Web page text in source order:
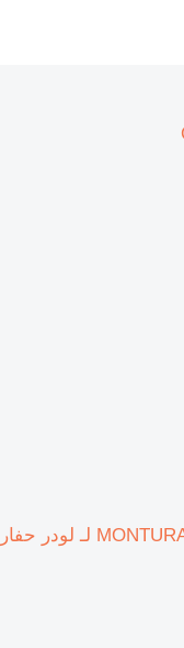
قوس المحرك MONTURA DEL SWING 84304025 لـ لودر حفار